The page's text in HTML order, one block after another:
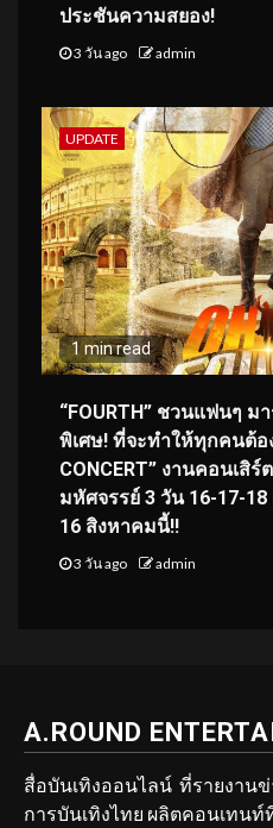
ประชันความสยอง!
3 วัน ago admin
UPDATE
1 min read
“FOURTH” ชวนแฟนๆ ม
พิเศษ! ที่จะทำให้ทุกคนต้อ
CONCERT” งานคอนเสิ
มหัศจรรย์ 3 วัน 16-17-
16 สิงหาคมนี้!!
3 วัน ago admin
A.ROUND
สื่อบันเทิงออนไลน์ ที่รายงาน
การบันเทิงไทย ผลิตคอนเทน